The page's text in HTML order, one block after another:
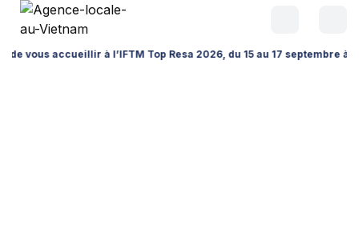
à l’IFTM Top Resa 2026, du 15 au 17 septembre à la